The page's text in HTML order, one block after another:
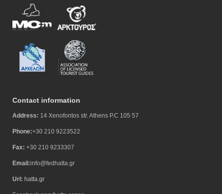
Contact information
Address: 14 Xenofontos str. Athens P.C 105 57
Phone:+30 210 9223522
Fax: +30 210 9233307
Email:info@fedhatta.gr
Url: hatta.gr